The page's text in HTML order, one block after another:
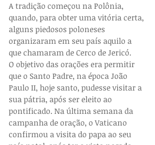
A tradição começou na Polônia,
quando, para obter uma vitória certa,
alguns piedosos poloneses
organizaram em seu país aquilo a
que chamaram de Cerco de Jericó.
O objetivo das orações era permitir
que o Santo Padre, na época João
Paulo II, hoje santo, pudesse visitar a
sua pátria, após ser eleito ao
pontificado. Na última semana da
campanha de oração, o Vaticano
confirmou a visita do papa ao seu